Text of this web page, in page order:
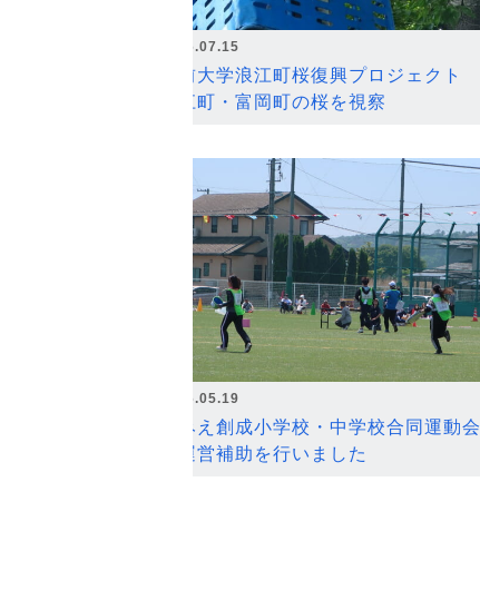
2026.07.15
弘前大学浪江町桜復興プロジェクト
浪江町・富岡町の桜を視察
2026.05.19
なみえ創成小学校・中学校合同運動会
の運営補助を行いました